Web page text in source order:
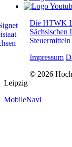
Die HTWK
Sächsischen
Impressum
© 2026
Leipzig
MobileNavi